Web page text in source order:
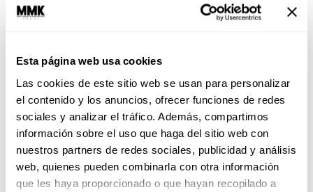
Esta página web usa cookies
Las cookies de este sitio web se usan para personalizar
el contenido y los anuncios, ofrecer funciones de redes
sociales y analizar el tráfico. Además, compartimos
información sobre el uso que haga del sitio web con
nuestros partners de redes sociales, publicidad y análisis
web, quienes pueden combinarla con otra información
que les haya proporcionado o que hayan recopilado a
Ahorrar no sólo es cosa de ricos
Ya llegó la quincena y es buen
momento para que se cambien
este chip: Las finanzas no sólo